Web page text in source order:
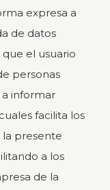
expresa a
de datos
el usuario
personas
informar
facilita los
la presente
a los
de la